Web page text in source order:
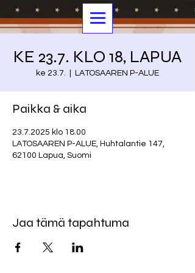
KE 23.7. KLO 18, LAPUA
ke 23.7. LATOSAAREN P-ALUE
Paikka & aika
23.7.2025 klo 18.00
LATOSAAREN P-ALUE, Huhtalantie 147,
62100 Lapua, Suomi
Jaa tämä tapahtuma